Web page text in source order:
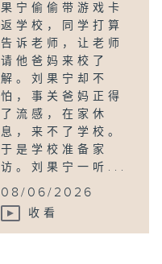
果宁偷偷带游戏卡
返学校，同学打算
告诉老师，让老师
请他爸妈来校了
解。刘果宁却不
怕，事关爸妈正得
了流感，在家休
息，来不了学校。
于是学校准备家
访。刘果宁一听...
08/06/2026
收看